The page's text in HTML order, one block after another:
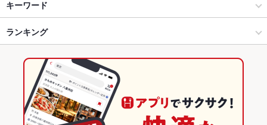
ホルモン
宇都宮 × 焼肉・ホルモン
宇都宮 × 焼肉
宇都宮 × ホルモン
宇都宮駅 × 焼肉・ホルモン
宇都宮駅東口 × 焼肉・ホルモン
宇都宮駅東口 × 焼肉
宇都宮駅東口 × ホルモン
栃木 × 焼肉・ホルモン
宇都宮駅
キーワード
エビ料理
ランキング
栃木のグルメランキング
栃木の焼肉・ホルモンランキング
宇都宮のグルメランキング